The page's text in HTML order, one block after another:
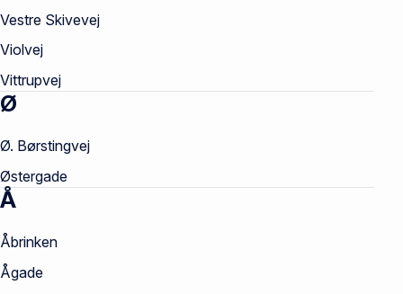
Vestre Skivevej
Violvej
Vittrupvej
Ø
Ø. Børstingvej
Østergade
Å
Åbrinken
Ågade